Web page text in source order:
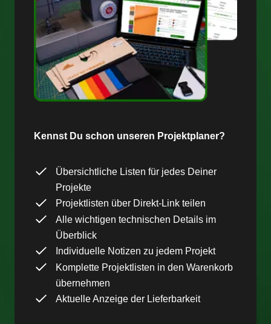
Kennst Du schon unseren Projektplaner?
Übersichtliche Listen für jedes Deiner
Projekte
Projektlisten über Direkt-Link teilen
Alle wichtigen technischen Details im
Überblick
Individuelle Notizen zu jedem Projekt
Komplette Projektlisten in den Warenkorb
übernehmen
Aktuelle Anzeige der Lieferbarkeit